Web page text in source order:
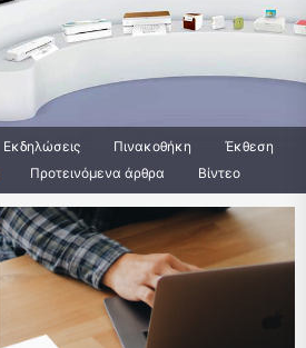
Εκδηλώσεις Πινακοθήκη
Έκθεση
Προτεινόμενα άρθρα Βίντεο